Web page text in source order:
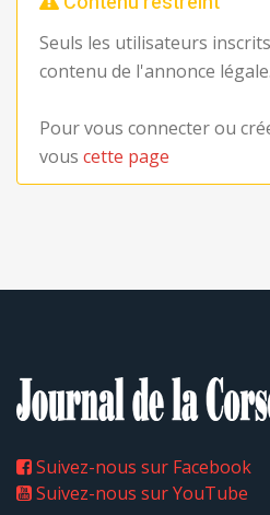
Seuls les utilisateurs
contenu de l'annonce légale.
Pour vous connecter ou
vous cette page
Suivez-nous sur Facebook
Suivez-nous sur YouTube